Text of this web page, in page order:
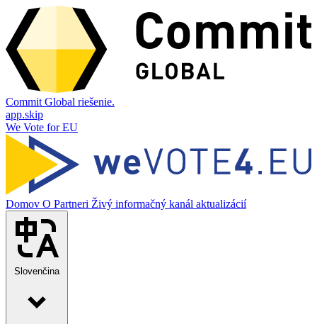
Commit Global riešenie.
app.skip
We Vote for EU
Domov O Partneri Živý informačný kanál aktualizácií
Slovenčina